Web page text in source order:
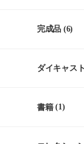
完成品 (6)
ダイキャスト
書籍(1)